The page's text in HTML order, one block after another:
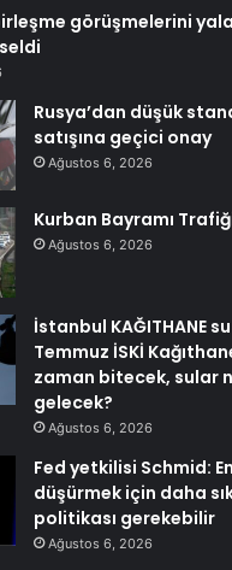
görüşmelerini
Rusya’dan düşük
satışına geçici onay
Ağustos 6, 2026
Kurban Bayramı
Ağustos 6, 2026
İstanbul KAĞITHANE
Temmuz İSKİ
zaman bitecek, sular
gelecek?
Ağustos 6, 2026
Fed yetkilisi Schmid:
düşürmek için daha
politikası gerekebilir
Ağustos 6, 2026